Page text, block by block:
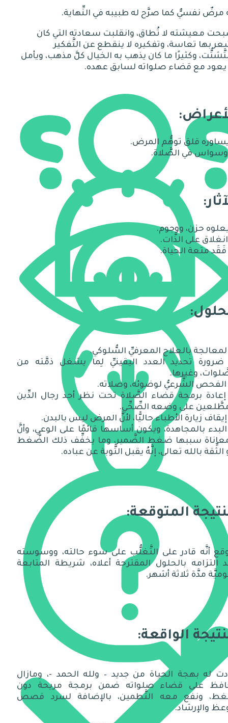
مرضٌ نفسيٌّ كما صرَّح له طبيبه في النِّهاية.
معيشته لا تُطاق، وانقلبت سعادته التي كان
بها تعاسة، وتفكيره لا ينقطع عن التَّفكير
وكثيرًا ما كان يذهب به الخيال كلَّ مذهب، ويأمل
يعود مع قضاء صلواته لسابق عهده.
ضرورة تحديد العدد اليقينيِّ لِما يشغل ذمَّته من
وغيرها.
إعادة برمجة قضاء الصَّلاة تحت نظر أحد رجال الدِّين
على وضعه الصِّحِّي.
البدء بالمجاهدة، ويكون أساسها قائمًا على الوعي، وأنَّ
سببها ضغط الضَّمير، وما يخفِّف ذلك الضَّغط
بالله تعالى، إنَّهُ يقبل التَّوبة عن عباده.
المتوقعة:
أنَّه قادر على التَّغلُّب على سوء حالته، ووسوسته
التزامه بالحلول المقترحة أعلاه، شريطة المتابعة
مدَّة ثلاثة أشهر.
الواقعة:
له بهجة الحياة من جديد – ولله الحمد -، ومازال
على قضاء صلواته ضمن برمجة مريحة دون
ونفع معه التَّطمين، بالإضافة لسرد قصص
والإرشاد.